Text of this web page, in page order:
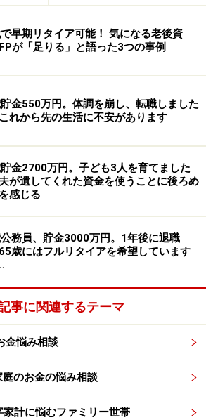
早期リタイア可能！ 気になる老後資
が「足りる」と語った3つの事例
金550万円。体調を崩し、転職しました
れから先の生活に不安があります
金2700万円。子ども3人を育てました
が遺してくれた資金を使うことに後ろめ
感じる
務員、貯金3000万円。1年後に退職
歳にはフルリタイアを希望しています
事に関連するテーマ
金悩み相談
のお金の悩み相談
計に悩むファミリー世帯